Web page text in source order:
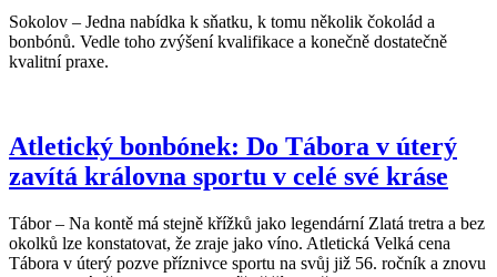
Sokolov – Jedna nabídka k sňatku, k tomu několik čokolád a
bonbónů. Vedle toho zvýšení kvalifikace a konečně dostatečně
kvalitní praxe.
Atletický bonbónek: Do Tábora v úterý
zavítá královna sportu v celé své kráse
Tábor – Na kontě má stejně křížků jako legendární Zlatá tretra a bez
okolků lze konstatovat, že zraje jako víno. Atletická Velká cena
Tábora v úterý pozve příznivce sportu na svůj již 56. ročník a znovu